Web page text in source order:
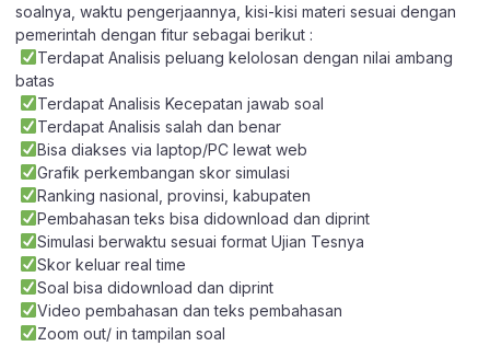
soalnya, waktu pengerjaannya, kisi-kisi materi sesuai dengan
pemerintah dengan fitur sebagai berikut :
Terdapat Analisis peluang kelolosan dengan nilai ambang
batas
Terdapat Analisis Kecepatan jawab soal
Terdapat Analisis salah dan benar
Bisa diakses via laptop/PC lewat web
Grafik perkembangan skor simulasi
Ranking nasional, provinsi, kabupaten
Pembahasan teks bisa didownload dan diprint
Simulasi berwaktu sesuai format Ujian Tesnya
Skor keluar real time
Soal bisa didownload dan diprint
Video pembahasan dan teks pembahasan
Zoom out/ in tampilan soal